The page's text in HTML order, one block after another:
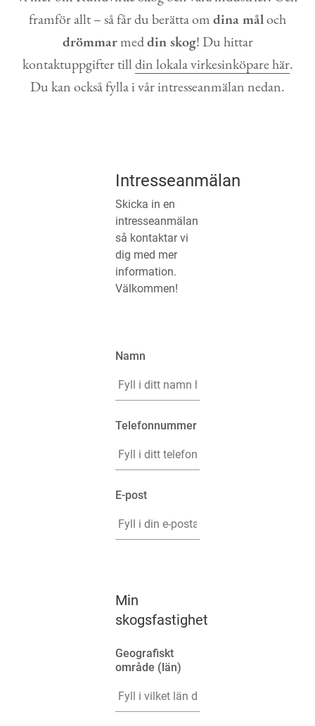
framför allt – så får du berätta omdina måloch
drömmarmeddin skog! Du hittar
kontaktuppgifter tilldin lokala virkesinköpare här.
Du kan också fylla i vår intresseanmälan nedan.
Intresseanmälan
Skicka in en
intresseanmälan
så kontaktar vi
dig med mer
information.
Välkommen!
Namn
Telefonnummer
E-post
Min
skogsfastighet
Geografiskt
område (län)